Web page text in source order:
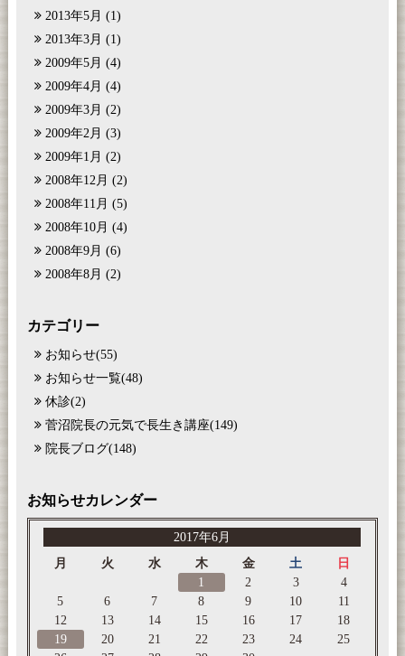
2013年5月 (1)
2013年3月 (1)
2009年5月 (4)
2009年4月 (4)
2009年3月 (2)
2009年2月 (3)
2009年1月 (2)
2008年12月 (2)
2008年11月 (5)
2008年10月 (4)
2008年9月 (6)
2008年8月 (2)
カテゴリー
お知らせ(55)
お知らせ一覧(48)
休診(2)
菅沼院長の元気で長生き講座(149)
院長ブログ(148)
お知らせカレンダー
2017年6月
月
火 水 木 金 土
日
1
2 3
4
5
6 7 8 9 10
11
12
13 14 15 16 17
18
19
20 21 22 23 24
25